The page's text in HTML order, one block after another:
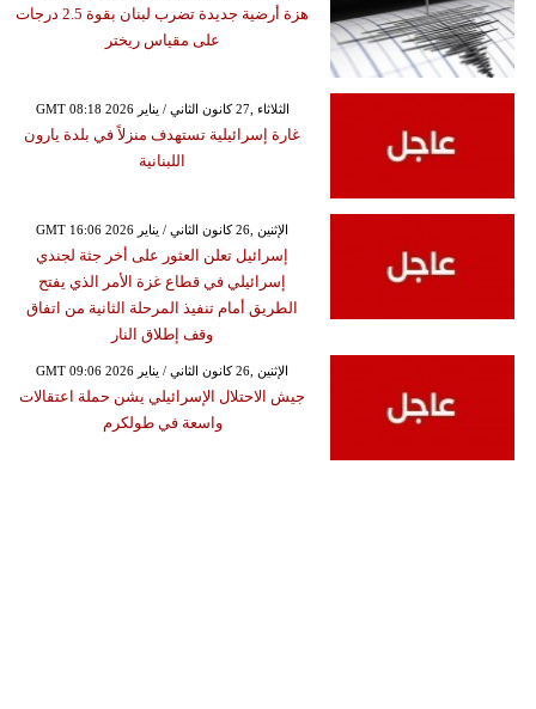
هزة أرضية جديدة تضرب لبنان بقوة 2.5 درجات
على مقياس ريختر
GMT 08:18 2026 الثلاثاء ,27 كانون الثاني / يناير
غارة إسرائيلية تستهدف منزلاً في بلدة يارون
اللبنانية
GMT 16:06 2026 الإثنين ,26 كانون الثاني / يناير
إسرائيل تعلن العثور على أخر جثة لجندي
إسرائيلي في قطاع غزة الأمر الذي يفتح
الطريق أمام تنفيذ المرحلة الثانية من اتفاق
وقف إطلاق النار
GMT 09:06 2026 الإثنين ,26 كانون الثاني / يناير
جيش الاحتلال الإسرائيلي يشن حملة اعتقالات
واسعة في طولكرم